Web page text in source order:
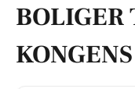
BOLIGER